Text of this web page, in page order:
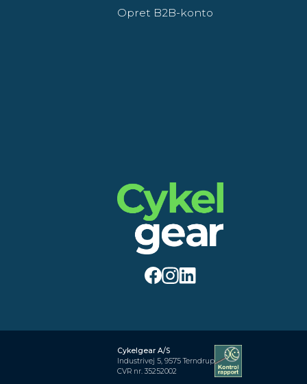
Opret B2B-konto
Cykelgear A/S
Industrivej 5, 9575 Terndrup
CVR nr. 35252002